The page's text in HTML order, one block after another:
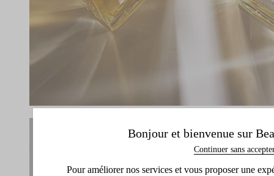
Bonjour et bienvenue sur
Continuer sans
Pour améliorer nos services et vous proposer une